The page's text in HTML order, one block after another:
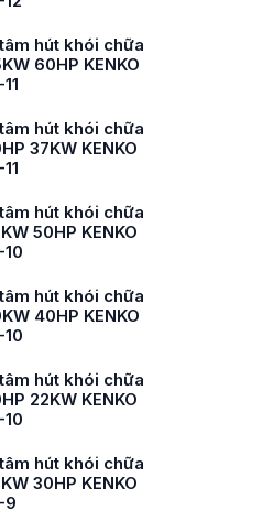
hút khói chữa
60HP KENKO
hút khói chữa
37KW KENKO
hút khói chữa
50HP KENKO
10
hút khói chữa
40HP KENKO
10
hút khói chữa
22KW KENKO
10
hút khói chữa
30HP KENKO
9